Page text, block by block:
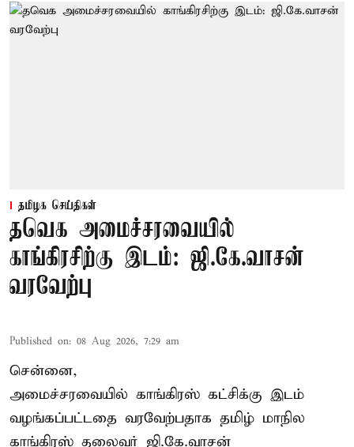
தமிழக செய்திகள்
தவெக அமைச்சரவையில்
காங்கிரசிற்கு இடம்: ஜி.கே.வாசன்
வரவேற்பு
Published on: 08 Aug 2026, 7:29 am
சென்னை,
அமைச்சரவையில் காங்கிரஸ் கட்சிக்கு இடம்
வழங்கப்பட்டதை வரவேற்பதாக தமிழ் மாநில
காங்கிரஸ் தலைவர் ஜி.கே.வாசன்